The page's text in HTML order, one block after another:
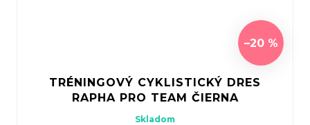
–20 %
TRÉNINGOVÝ CYKLISTICKÝ DRES
RAPHA PRO TEAM ČIERNA
Skladom